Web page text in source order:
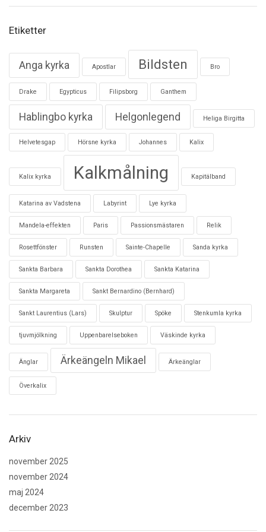
l
o
d
r
e
l
i
k
Etiketter
Anga kyrka Apostlar Bildsten Bro
Drake Egypticus Filipsborg Ganthem
Hablingbo kyrka Helgonlegend Heliga Birgitta
Helvetesgap Hörsne kyrka Johannes Kalix
Kalix kyrka Kalkmålning Kapitälband
Katarina av Vadstena Labyrint Lye kyrka
Mandela-effekten Paris Passionsmästaren Relik
Rosettfönster Runsten Sainte-Chapelle Sanda kyrka
Sankta Barbara Sankta Dorothea Sankta Katarina
Sankta Margareta Sankt Bernardino (Bernhard)
Sankt Laurentius (Lars) Skulptur Spöke Stenkumla kyrka
tjuvmjölkning Uppenbarelseboken Väskinde kyrka
Änglar Ärkeängeln Mikael Ärkeänglar
Överkalix
Arkiv
november 2025
november 2024
maj 2024
december 2023